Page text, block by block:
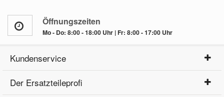
Öffnungszeiten
Mo - Do: 8:00 - 18:00 Uhr | Fr: 8:00 - 17:00 Uhr
Kundenservice
Der Ersatzteileprofi